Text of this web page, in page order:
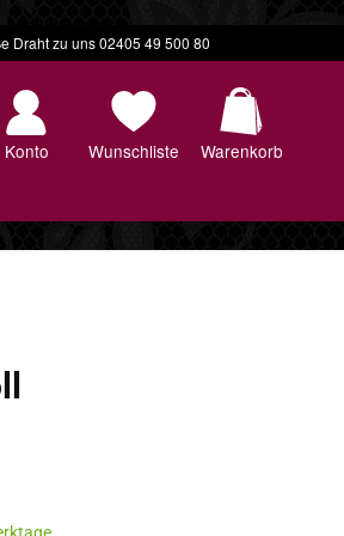
Draht zu uns 02405 49 500 80
Wunschliste
Konto Warenkorb